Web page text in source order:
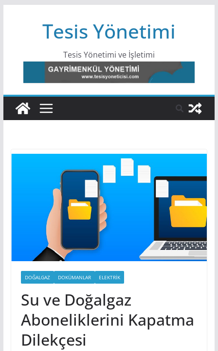
Tesis Yönetimi
Tesis Yönetimi ve İşletimi
DOĞALGAZ DOKÜMANLAR ELEKTRIK
Su ve Doğalgaz
Aboneliklerini Kapatma
Dilekçesi